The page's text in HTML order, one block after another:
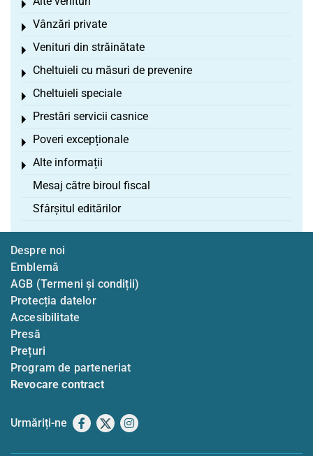
Toggle menu
Vânzări private
Toggle menu
Venituri din străinătate
Toggle menu
Cheltuieli cu măsuri de prevenire
Toggle menu
Cheltuieli speciale
Toggle menu
Prestări servicii casnice
Toggle menu
Poveri excepționale
Toggle menu
Alte informații
Toggle menu
Mesaj către biroul fiscal
Sfârșitul editărilor
Despre noi
Emblemă
AGB (Termeni și condiții)
Protecția datelor
Accesibilitate
Presă
Prețuri
Program de parteneriat
Revocare contract
Urmăriți-ne Facebook
X Instagram